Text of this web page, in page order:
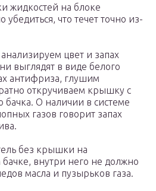
жидкостей на блоке
что течет точно из-
цвет и запах
выглядят в виде белого
антифриза, глушим
откручиваем крышку с
бачка. О наличии в системе
газов говорит запах
без крышки на
внутри него не должно
масла и пузырьков газа.